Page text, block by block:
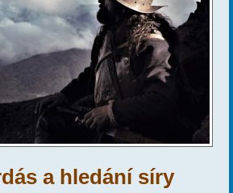
a hledání síry